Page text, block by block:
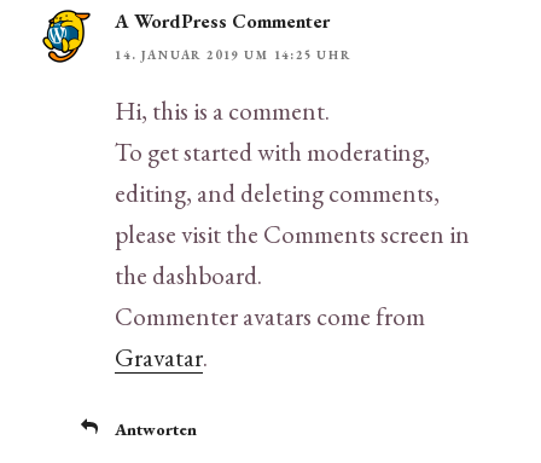
A WordPress Commenter
14. JANUAR 2019 UM 14:25 UHR
Hi, this is a comment.
To get started with moderating,
editing, and deleting comments,
please visit the Comments screen in
the dashboard.
Commenter avatars come from
Gravatar.
Antworten